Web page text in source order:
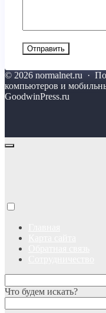
© 2026 normalnet.ru ·
компьютеров и
GoodwinPress.ru
Что будем искать?